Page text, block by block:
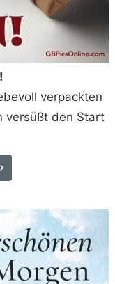
verpackten
versüßt den Start